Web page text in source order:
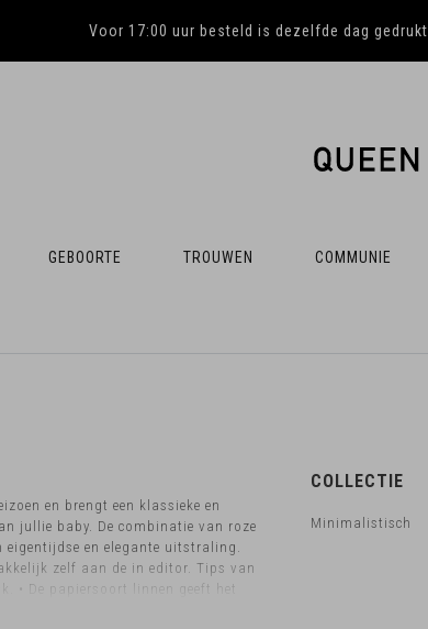
Voor 17:00 uur besteld is dezelfde dag gedrukt
GEBOORTE TROUWEN COMMUNIE
en brengt een klassieke en
jullie baby. De combinatie van roze
en elegante uitstraling.
zelf aan de in editor. Tips van
• De papiersoort linnen geeft het
met een passende sluitzegel.
COLLECTIE
Minimalistisch